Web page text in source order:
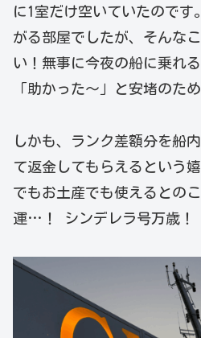
に1室だけ空いていたのです
がる部屋でしたが、そんな
い！無事に今夜の船に乗れ
「助かった～」と安堵のため
しかも、ランク差額分を船
て返金してもらえるという
でもお土産でも使えるとの
運…！ シンデレラ号万歳！